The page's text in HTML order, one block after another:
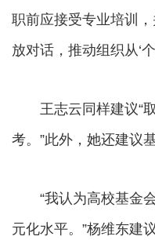
职前应接受专业培训
放对话，推动组织从‘
王志云同样建议“取
考。”此外，她还建议
“我认为高校基金会
元化水平。”杨维东建